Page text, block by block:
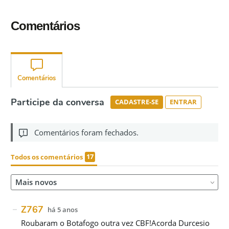
Comentários